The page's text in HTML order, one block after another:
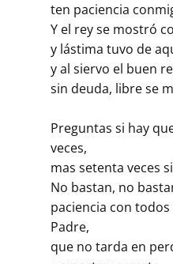
ten paciencia
Y el rey se mostró
y lástima tuvo de
y al siervo el buen
sin deuda, libre se
Preguntas si hay
veces,
mas setenta veces
No bastan, no
paciencia con
Padre,
que no tarda en